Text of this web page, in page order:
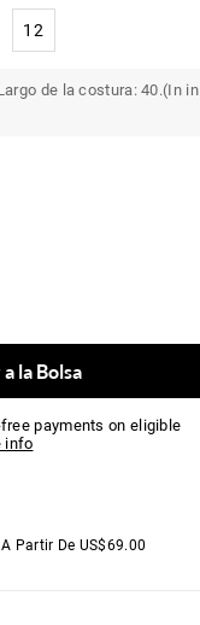
12
de la costura: 40.(In in
la Bolsa
payments on eligible
info
Partir De US$69.00